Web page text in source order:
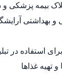
بیمه پزشکی و
بهداشتی
استفاده در
تهیه غذاها